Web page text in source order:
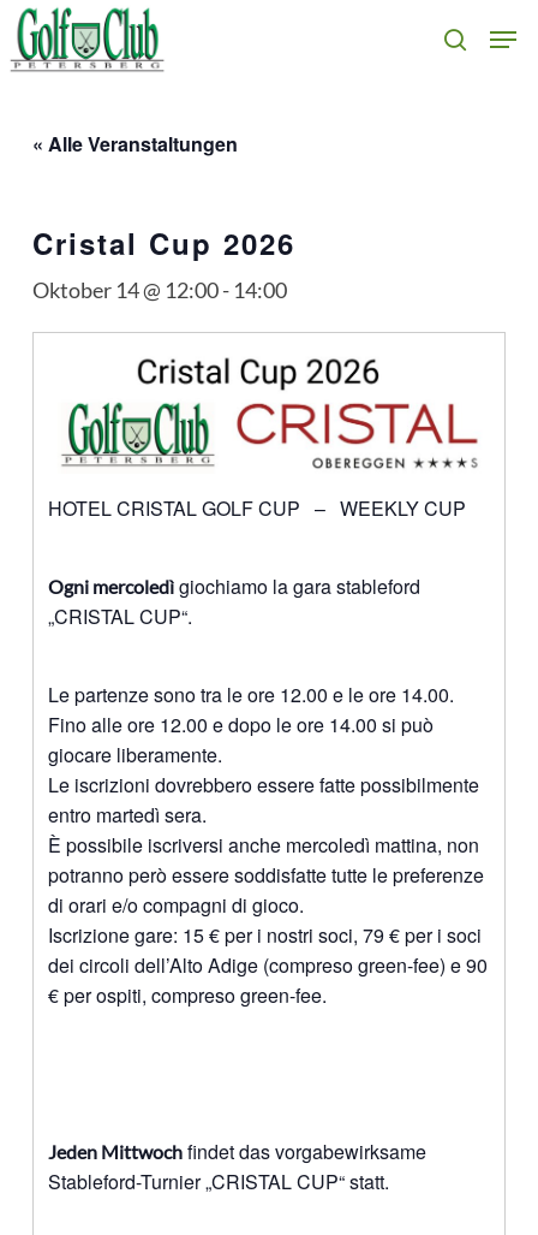
Skip
to
search
« Alle Veranstaltungen
Cristal Cup 2026
Oktober 14 @ 12:00- 14:00
HOTEL CRISTAL GOLF CUP – WEEKLY CUP
Ogni mercoledìgiochiamo la gara stableford
„CRISTAL CUP“.
Le partenze sono tra le ore 12.00 e le ore 14.00.
Fino alle ore 12.00 e dopo le ore 14.00 si può
giocare liberamente.
Le iscrizioni dovrebbero essere fatte possibilmente
entro martedì sera.
È possibile iscriversi anche mercoledì mattina, non
potranno però essere soddisfatte tutte le preferenze
di orari e/o compagni di gioco.
Iscrizione gare: 15 € per i nostri soci, 79 € per i soci
dei circoli dell’Alto Adige (compreso green-fee) e 90
€ per ospiti, compreso green-fee.
Jeden Mittwochfindet das vorgabewirksame
Stableford-Turnier „CRISTAL CUP“ statt.